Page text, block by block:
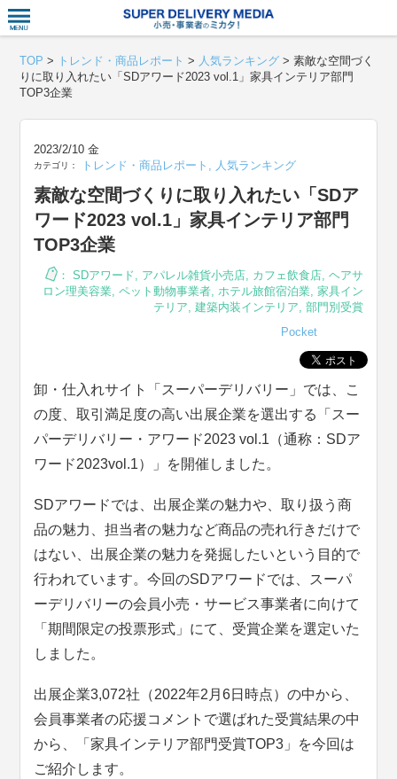
TOP > トレンド・商品レポート > 人気ランキング >素敵な空間づく
りに取り入れたい「SDアワード2023 vol.1」家具インテリア部門
TOP3企業
2023/2/10 金
カテゴリ： トレンド・商品レポート , 人気ランキング
素敵な空間づくりに取り入れたい「SDア
ワード2023 vol.1」家具インテリア部門
TOP3企業
： SDアワード, アパレル雑貨小売店, カフェ飲食店, ヘアサ
ロン理美容業, ペット動物事業者, ホテル旅館宿泊業, 家具イン
テリア, 建築内装インテリア, 部門別受賞
Pocket
卸・仕入れサイト「スーパーデリバリー」では、こ
の度、取引満足度の高い出展企業を選出する「スー
パーデリバリー・アワード2023 vol.1（通称：SDア
ワード2023vol.1）」を開催しました。
SDアワードでは、出展企業の魅力や、取り扱う商
品の魅力、担当者の魅力など商品の売れ行きだけで
はない、出展企業の魅力を発掘したいという目的で
行われています。今回のSDアワードでは、スーパ
ーデリバリーの会員小売・サービス事業者に向けて
「期間限定の投票形式」にて、受賞企業を選定いた
しました。
出展企業3,072社（2022年2月6日時点）の中から、
会員事業者の応援コメントで選ばれた受賞結果の中
から、「家具インテリア部門受賞TOP3」を今回は
ご紹介します。